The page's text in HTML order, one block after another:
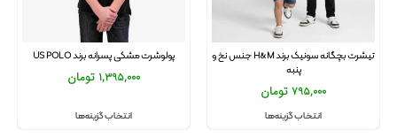
تیشرت بچگانه سونیک برند H&M جنس نخ و
پنبه
795,000تومان
انتخاب گزینه‌ها
پولوشرت مشکی پسرانه برند US POLO
1,395,000 تومان
انتخاب گزینه‌ها